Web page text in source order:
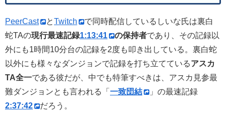
PeerCast とTwitch
で同時配信しているしいな氏は裏白
蛇TAの現行最速記録1:13:41 の保持者であり、その記録以
外にも1時間10分台の記録を2度も叩き出している。裏白蛇
以外にも様々なダンジョンで記録を打ち立てているアスカ
TA全一である彼だが、中でも特筆すべきは、アスカ見参最
難ダンジョンとも言われる「 一致団結
」の最速記録
2:37:42
だろう。